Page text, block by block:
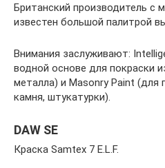
Британский производитель с
известен большой палитрой
Внимания заслуживают:
водной основе для покраски
металла) и Masonry Paint (для
камня, штукатурки).
DAW SE
Краска Samtex 7 E.L.F.